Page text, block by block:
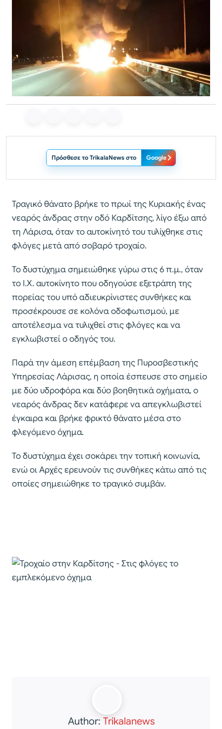
Πρόσθεσε το TrikalaNews στο Google
Τραγικό θάνατο βρήκε το πρωί της Κυριακής ένας
νεαρός άνδρας στην οδό Καρδίτσης, λίγο έξω από
τη Λάρισα, όταν το αυτοκίνητό του τυλίχθηκε στις
φλόγες μετά από σοβαρό τροχαίο.
Το δυστύχημα σημειώθηκε γύρω στις 6 π.μ., όταν
το Ι.Χ. αυτοκίνητο που οδηγούσε εξετράπη της
πορείας του υπό αδιευκρίνιστες συνθήκες και
προσέκρουσε σε κολόνα οδοφωτισμού, με
αποτέλεσμα να τυλιχθεί στις φλόγες και να
εγκλωβιστεί ο οδηγός του.
Παρά την άμεση επέμβαση της Πυροσβεστικής
Υπηρεσίας Λάρισας, η οποία έσπευσε στο σημείο
με δύο υδροφόρα και δύο βοηθητικά οχήματα, ο
νεαρός άνδρας δεν κατάφερε να απεγκλωβιστεί
έγκαιρα και βρήκε φρικτό θάνατο μέσα στο
φλεγόμενο όχημα.
Το δυστύχημα έχει σοκάρει την τοπική κοινωνία,
ενώ οι Αρχές ερευνούν τις συνθήκες κάτω από τις
οποίες σημειώθηκε το τραγικό συμβάν.
Author: Trikalanews